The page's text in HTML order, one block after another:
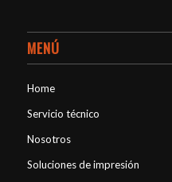
MENÚ
Home
Servicio técnico
Nosotros
Soluciones de impresión